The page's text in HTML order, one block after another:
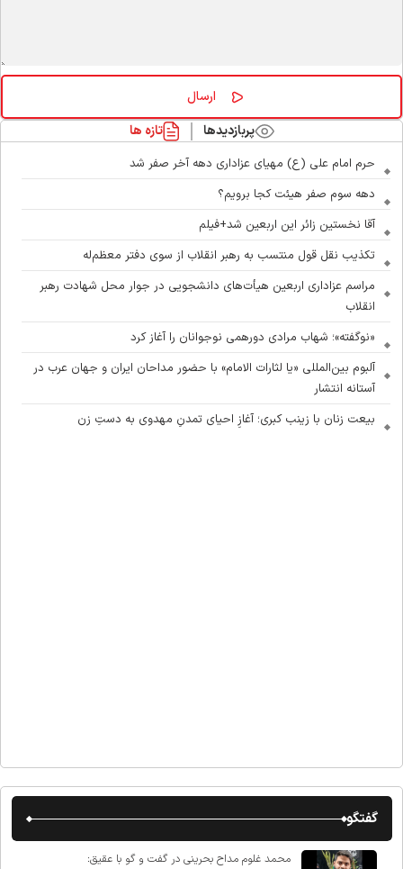
پربازدیدها تازه ها
حرم امام علی (ع) مهیای عزاداری دهه آخر صفر شد
دهه سوم صفر هیئت کجا برویم؟
آقا نخستین زائر این اربعین شد+فیلم
تکذیب نقل قول منتسب به رهبر انقلاب از سوی دفتر معظم‌له
مراسم عزاداری اربعین هیأت‌های دانشجویی در جوار محل شهادت رهبر
انقلاب
«نوگفته»؛ شهاب مرادی دورهمی نوجوانان را آغاز کرد
آلبوم بین‌المللی «یا لثارات الامام» با حضور مداحان ایران و جهان عرب در
آستانه انتشار
بیعت زنان با زینب کبری؛ آغازِ احیای تمدنِ مهدوی به دستِ زن
گفتگو
محمد غلوم مداح بحرینی در گفت و گو با عقیق: